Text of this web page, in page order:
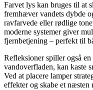
Farvet lys kan bruges til at
fremhæver vandets dybde
ravfarvede eller rødlige
moderne systemer giver
fjernbetjening – perfekt til
Refleksioner spiller også
vandoverfladen, kan kaste
Ved at placere lamper
effekter og skabe et næsten